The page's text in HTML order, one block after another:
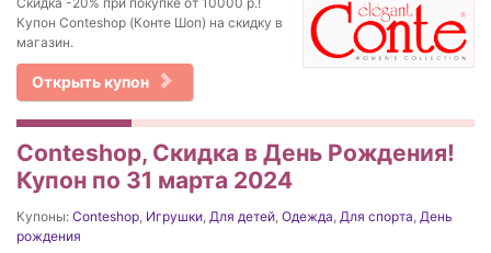
Купон Conteshop (Конте Шоп) на скидку в
магазин.
Открыть купон
Conteshop, Скидка в День Рождения!
Купон по 31 марта 2024
Купоны: Conteshop Игрушки Для детей Одежда Для спорта День
рождения